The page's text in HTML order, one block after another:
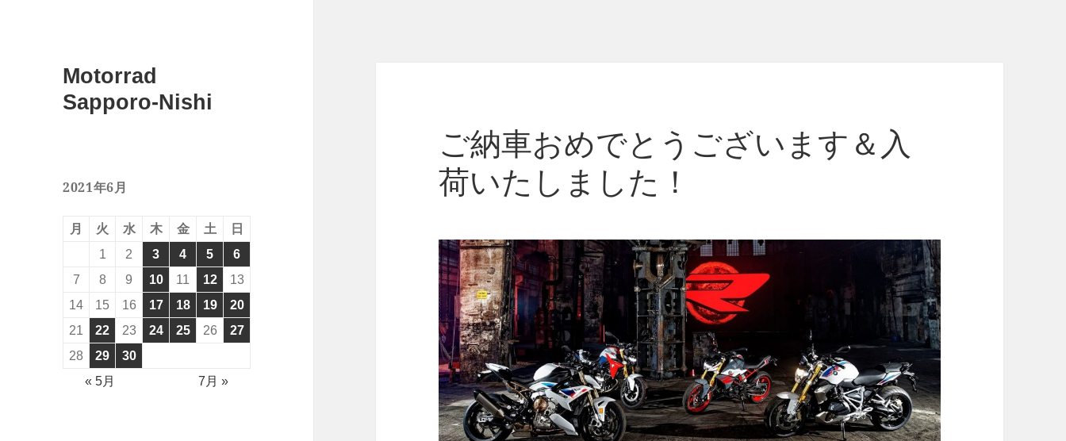
Motorrad
Sapporo-Nishi
2021年6月
月 火 水 木 金 土
日
1
2 3 4 5
6
7
8 9 10 11 12
13
14
15 16 17 18 19
20
21
22 23 24 25 26
27
28
29
30
« 5月
7月 »
ご納車おめでとうございます＆入
荷いたしました！